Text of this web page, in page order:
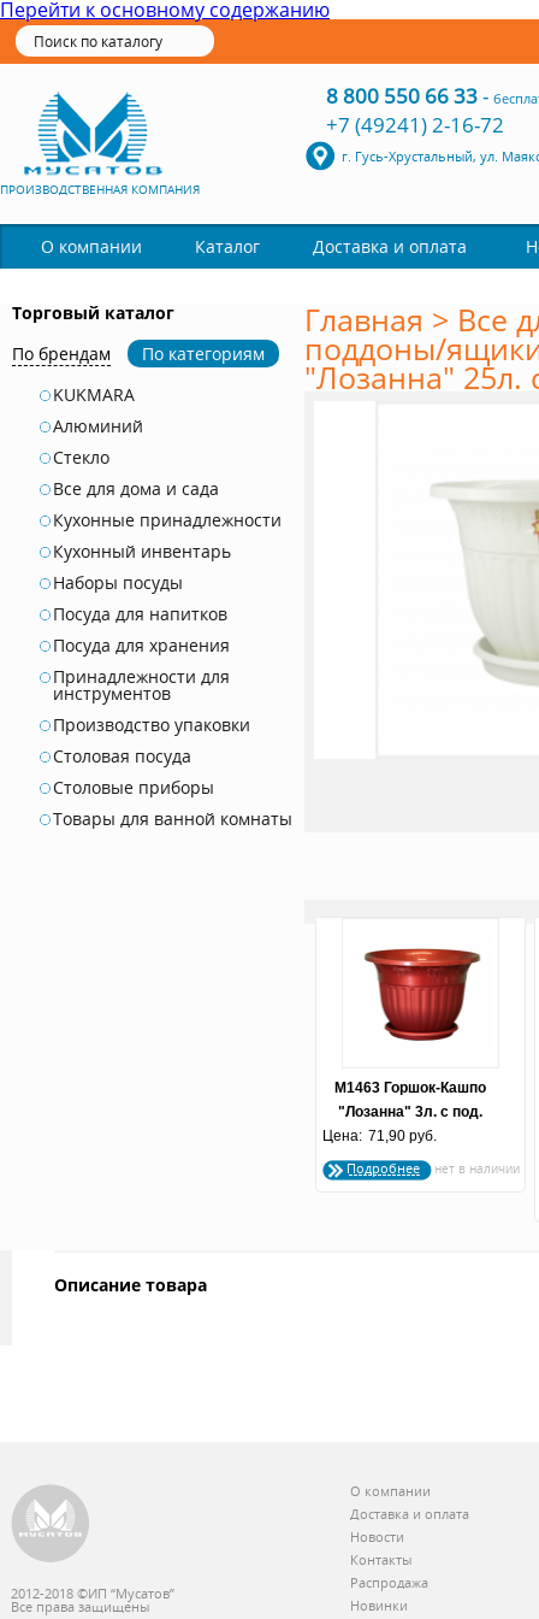
Перейти к основному содержанию
ПРОИЗВОДСТВЕННАЯ КОМПАНИЯ
8 800 550 66 33-
+7 (49241) 2-16-72
г. Гусь-Хрустальный, ул.
О компании Каталог Доставка и оплата
Торговый каталог
По брендам
По категориям
KUKMARA
Алюминий
Стекло
Все для дома и сада
Кухонные принадлежности
Кухонный инвентарь
Наборы посуды
Посуда для напитков
Посуда для хранения
Принадлежности для
инструментов
Производство упаковки
Столовая посуда
Столовые приборы
Товары для ванной комнаты
Главная > Все
поддоны/
"Лозанна" 25л.
М1463 Горшок-Кашпо
"Лозанна" 3л. с под.
(медный)
Цена: 71,90 руб.
Подробнее
Описание товара
2012-2018 ©ИП “Мусатов”
Все права защищены
О компании
Доставка и оплата
Новости
Контакты
Распродажа
Новинки